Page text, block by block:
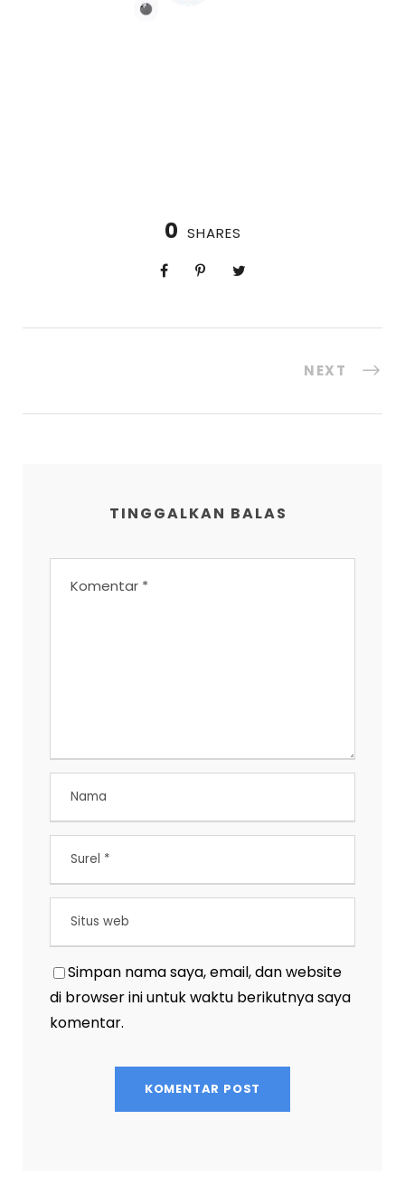
0 SHARES
NEXT
TINGGALKAN BALAS
Simpan nama saya, email, dan website
di browser ini untuk waktu berikutnya saya
komentar.